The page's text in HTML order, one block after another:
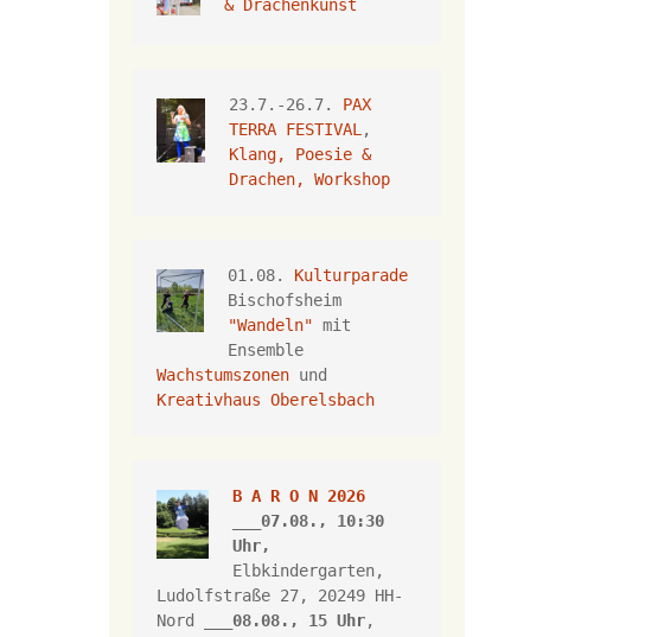
& Drachenkunst
23.7.-26.7.
PAX
TERRA FESTIVAL
Klang, Poesie &
Drachen, Workshop
01.08. Kulturparade
"Wandeln" mit
Wachstumszonen
Kreativhaus Oberelsbach
B A R O N 2026
___07.08., 10:30
Uhr,
Elbkindergarten,
Ludolfstraße 27, 20249 HH-
Nord ___ 08.08., 15 Uhr